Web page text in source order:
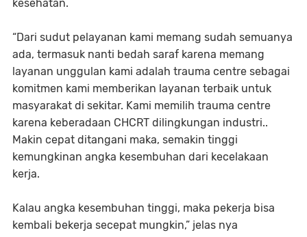
kesehatan.
“Dari sudut pelayanan kami memang sudah semuanya
ada, termasuk nanti bedah saraf karena memang
layanan unggulan kami adalah trauma centre sebagai
komitmen kami memberikan layanan terbaik untuk
masyarakat di sekitar. Kami memilih trauma centre
karena keberadaan CHCRT dilingkungan industri..
Makin cepat ditangani maka, semakin tinggi
kemungkinan angka kesembuhan dari kecelakaan
kerja.
Kalau angka kesembuhan tinggi, maka pekerja bisa
kembali bekerja secepat mungkin,” jelas nya